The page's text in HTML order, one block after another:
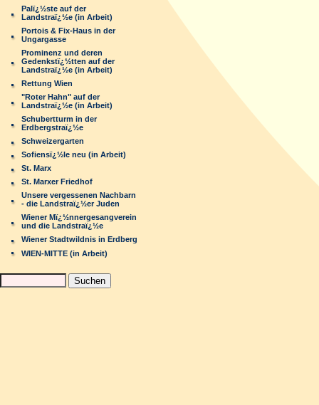
Palï¿½ste auf der
Landstraï¿½e (in Arbeit)
Portois & Fix-Haus in der
Ungargasse
Prominenz und deren
Gedenkstï¿½tten auf der
Landstraï¿½e (in Arbeit)
Rettung Wien
"Roter Hahn" auf der
Landstraï¿½e (in Arbeit)
Schubertturm in der
Erdbergstraï¿½e
Schweizergarten
Sofiensï¿½le neu (in Arbeit)
St. Marx
St. Marxer Friedhof
Unsere vergessenen Nachbarn
- die Landstraï¿½er Juden
Wiener Mï¿½nnergesangverein
und die Landstraï¿½e
Wiener Stadtwildnis in Erdberg
WIEN-MITTE (in Arbeit)